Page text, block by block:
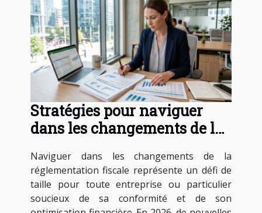
Stratégies pour naviguer
dans les changements de la
2026
Naviguer dans les changements de la
réglementation fiscale représente un défi de
taille pour toute entreprise ou particulier
soucieux de sa conformité et de son